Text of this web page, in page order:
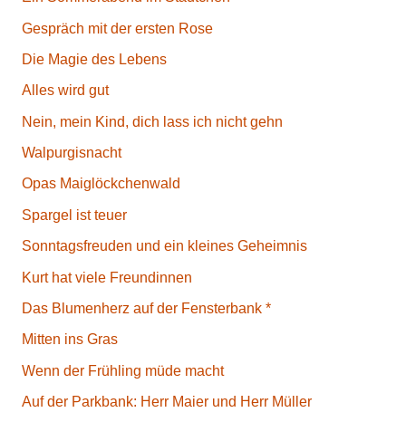
Gespräch mit der ersten Rose
Die Magie des Lebens
Alles wird gut
Nein, mein Kind, dich lass ich nicht gehn
Walpurgisnacht
Opas Maiglöckchenwald
Spargel ist teuer
Sonntagsfreuden und ein kleines Geheimnis
Kurt hat viele Freundinnen
Das Blumenherz auf der Fensterbank *
Mitten ins Gras
Wenn der Frühling müde macht
Auf der Parkbank: Herr Maier und Herr Müller